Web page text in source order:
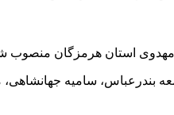
بندرعباس، سامیه